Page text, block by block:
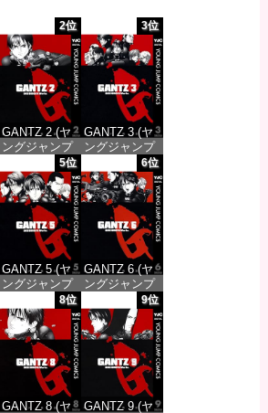
2位
GANTZ 2 (ヤ
ングジャンプ
コミックス
DIGITAL)
価格：¥100
3位
GANTZ 3 (ヤ
ングジャンプ
コミックス
DIGITAL)
価格：¥100
5位
GANTZ 5 (ヤ
ングジャンプ
コミックス
DIGITAL)
価格：¥100
6位
GANTZ 6 (ヤ
ングジャンプ
コミックス
DIGITAL)
価格：¥100
8位
GANTZ 8 (ヤ
9位
GANTZ 9 (ヤ